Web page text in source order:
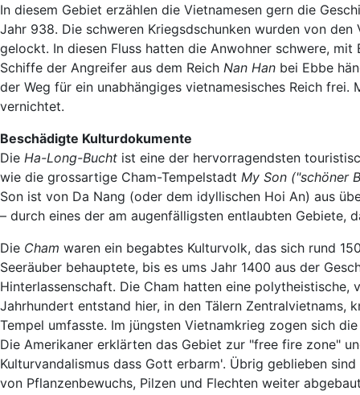
In diesem Gebiet erzählen die Vietnamesen gern die
Jahr 938. Die schweren Kriegsdschunken wurden von
gelockt. In diesen Fluss hatten die Anwohner schwere,
Schiffe der Angreifer aus dem Reich Nan Han bei Ebbe
der Weg für ein unabhängiges vietnamesisches Reich
vernichtet.
Beschädigte Kulturdokumente
Die Ha-Long-Bucht ist eine der hervorragendsten
wie die grossartige Cham-Tempelstadt My Son ("schöner
Son ist von Da Nang (oder dem idyllischen Hoi An) aus
– durch eines der am augenfälligsten entlaubten Gebiete,
Die Cham waren ein begabtes Kulturvolk, das sich rund
Seeräuber behauptete, bis es ums Jahr 1400 aus der
Hinterlassenschaft. Die Cham hatten eine polytheistische,
Jahrhundert entstand hier, in den Tälern Zentralvietnams,
Tempel umfasste. Im jüngsten Vietnamkrieg zogen sich
Die Amerikaner erklärten das Gebiet zur "free fire zone"
Kulturvandalismus dass Gott erbarm'. Übrig geblieben
von Pflanzenbewuchs, Pilzen und Flechten weiter